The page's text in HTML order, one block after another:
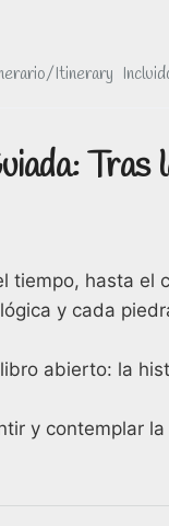
Itinerary
Tras
tiempo, hasta el
y cada
abierto: la
y contemplar